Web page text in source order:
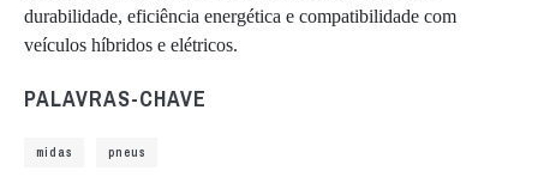
durabilidade, eficiência energética e compatibilidade com
veículos híbridos e elétricos.
PALAVRAS-CHAVE
midas pneus